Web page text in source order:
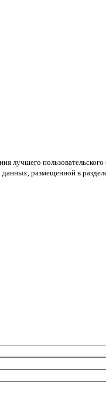
данных, размещенной в